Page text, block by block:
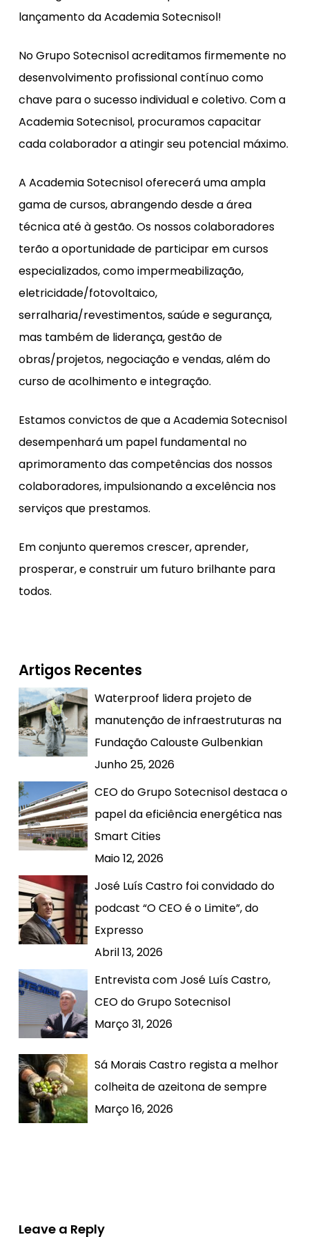
lançamento da Academia Sotecnisol!
No Grupo Sotecnisol acreditamos firmemente no
desenvolvimento profissional contínuo como
chave para o sucesso individual e coletivo. Com a
Academia Sotecnisol, procuramos capacitar
cada colaborador a atingir seu potencial máximo.
A Academia Sotecnisol oferecerá uma ampla
gama de cursos, abrangendo desde a área
técnica até à gestão. Os nossos colaboradores
terão a oportunidade de participar em cursos
especializados, como impermeabilização,
eletricidade/fotovoltaico,
serralharia/revestimentos, saúde e segurança,
mas também de liderança, gestão de
obras/projetos, negociação e vendas, além do
curso de acolhimento e integração.
Estamos convictos de que a Academia Sotecnisol
desempenhará um papel fundamental no
aprimoramento das competências dos nossos
colaboradores, impulsionando a excelência nos
serviços que prestamos.
Em conjunto queremos crescer, aprender,
prosperar, e construir um futuro brilhante para
todos.
Artigos Recentes
Waterproof lidera projeto de
manutenção de infraestruturas na
Fundação Calouste Gulbenkian
Junho 25, 2026
CEO do Grupo Sotecnisol destaca o
papel da eficiência energética nas
Smart Cities
Maio 12, 2026
José Luís Castro foi convidado do
podcast “O CEO é o Limite”, do
Expresso
Abril 13, 2026
Entrevista com José Luís Castro,
CEO do Grupo Sotecnisol
Março 31, 2026
Sá Morais Castro regista a melhor
colheita de azeitona de sempre
Março 16, 2026
Leave a Reply